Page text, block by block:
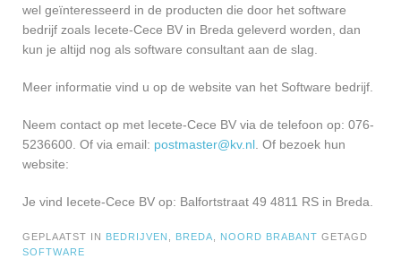
wel geïnteresseerd in de producten die door het software
bedrijf zoals Iecete-Cece BV in Breda geleverd worden, dan
kun je altijd nog als software consultant aan de slag.
Meer informatie vind u op de website van het Software bedrijf.
Neem contact op met Iecete-Cece BV via de telefoon op: 076-
5236600. Of via email: postmaster@kv.nl . Of bezoek hun
website:
Je vind Iecete-Cece BV op: Balfortstraat 49 4811 RS in Breda.
GEPLAATST IN BEDRIJVEN BREDA NOORD BRABANT GETAGD
SOFTWARE